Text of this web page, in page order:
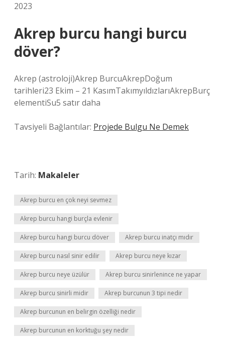
2023
Akrep burcu hangi burcu
döver?
Akrep (astroloji)Akrep BurcuAkrepDoğum
tarihleri23 Ekim – 21 KasımTakımyıldızlarıAkrepBurç
elementiSu5 satır daha
Tavsiyeli Bağlantılar: Projede Bulgu Ne Demek
Tarih: Makaleler
Akrep burcu en çok neyi sevmez
Akrep burcu hangi burçla evlenir
Akrep burcu hangi burcu döver Akrep burcu inatçı mıdır
Akrep burcu nasıl sinir edilir Akrep burcu neye kızar
Akrep burcu neye üzülür Akrep burcu sinirlenince ne yapar
Akrep burcu sinirli midir Akrep burcunun 3 tipi nedir
Akrep burcunun en belirgin özelliği nedir
Akrep burcunun en korktuğu şey nedir